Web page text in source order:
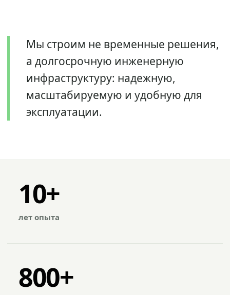
Мы строим не временные решения,
а долгосрочную инженерную
инфраструктуру: надежную,
масштабируемую и удобную для
эксплуатации.
10+
лет опыта
800+